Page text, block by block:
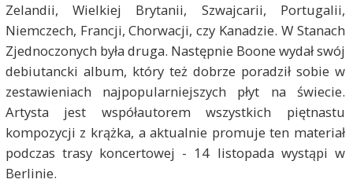
Zelandii, Wielkiej Brytanii, Szwajcarii, Portugalii,
Niemczech, Francji, Chorwacji, czy Kanadzie. W Stanach
Zjednoczonych była druga. Następnie Boone wydał swój
debiutancki album, który też dobrze poradził sobie w
zestawieniach najpopularniejszych płyt na świecie.
Artysta jest współautorem wszystkich piętnastu
kompozycji z krążka, a aktualnie promuje ten materiał
podczas trasy koncertowej - 14 listopada wystąpi w
Berlinie.